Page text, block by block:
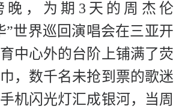
晚，为期3天的周杰伦
”世界巡回演唱会在三亚开
中心外的台阶上铺满了荧
，数千名未抢到票的歌迷
机闪光灯汇成银河，当周